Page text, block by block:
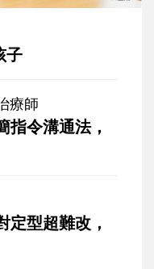
子
療師
指令溝通法，
定型超難改，